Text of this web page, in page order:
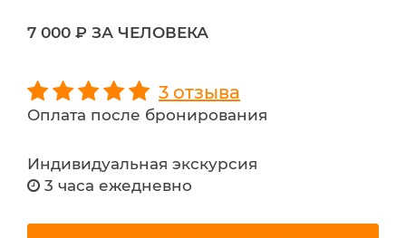
7 000 ₽ ЗА ЧЕЛОВЕКА
3 отзыва
Оплата после бронирования
Индивидуальная экскурсия
3 часа ежедневно